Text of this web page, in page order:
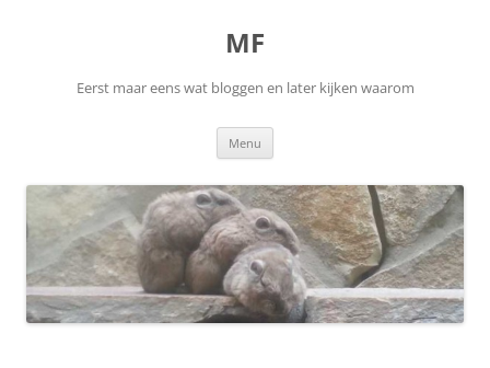
MF
Eerst maar eens wat bloggen en later kijken waarom
Menu